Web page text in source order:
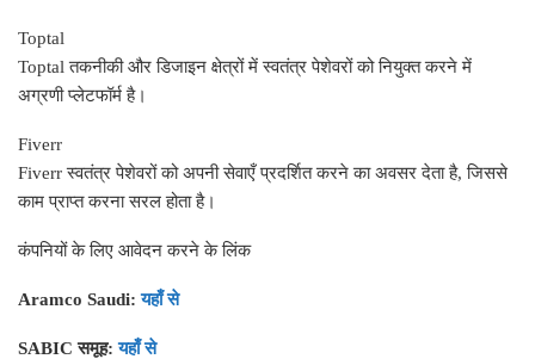
Toptal
Toptal तकनीकी और डिजाइन क्षेत्रों में स्वतंत्र पेशेवरों को नियुक्त करने में
अग्रणी प्लेटफॉर्म है।
Fiverr
Fiverr स्वतंत्र पेशेवरों को अपनी सेवाएँ प्रदर्शित करने का अवसर देता है, जिससे
काम प्राप्त करना सरल होता है।
कंपनियों के लिए आवेदन करने के लिंक
Aramco Saudi:यहाँ से
SABIC समूह:यहाँ से